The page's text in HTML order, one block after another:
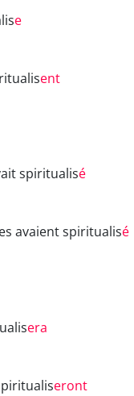
e
ent
spiritualisé
avaient spiritualisé
era
eront